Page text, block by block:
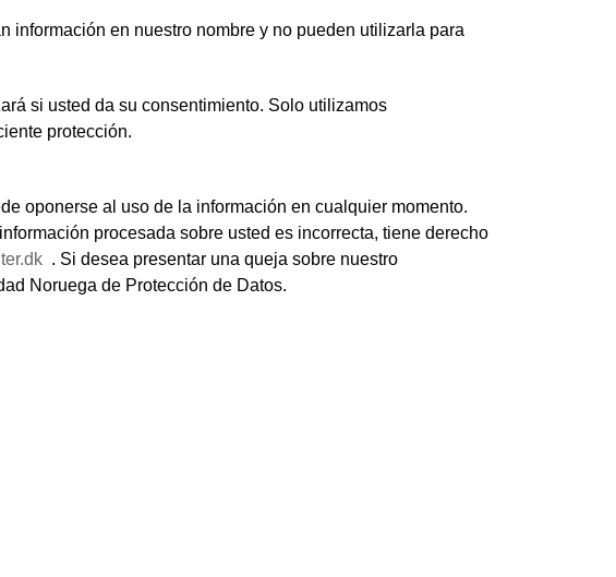
información en nuestro nombre y no pueden utilizarla para
si usted da su consentimiento. Solo utilizamos
protección.
oponerse al uso de la información en cualquier momento.
procesada sobre usted es incorrecta, tiene derecho
. Si desea presentar una queja sobre nuestro
Noruega de Protección de Datos.